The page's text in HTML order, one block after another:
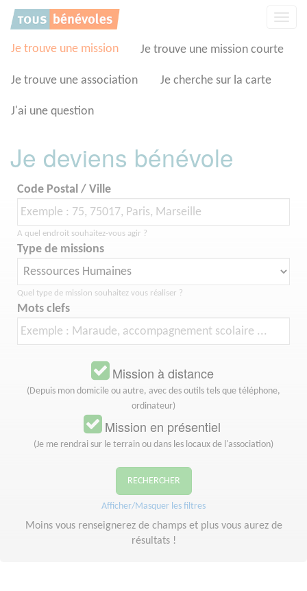
Je trouve une mission Je trouve une mission courte
Je trouve une association Je cherche sur la carte
J'ai une question
Je deviens bénévole
Code Postal / Ville
A quel endroit souhaitez-vous agir ?
Type de missions
Quel type de mission souhaitez vous réaliser ?
Mots clefs
Mission à distance
(Depuis mon domicile ou autre, avec des outils tels que téléphone,
ordinateur)
Mission en présentiel
(Je me rendrai sur le terrain ou dans les locaux de l'association)
RECHERCHER
Afficher/Masquer les filtres
Moins vous renseignerez de champs et plus vous aurez de
résultats !
Panneau de gestion des cookies